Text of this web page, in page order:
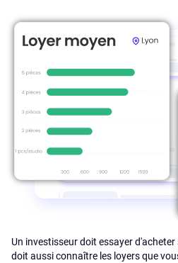
Un investisseur doit essayer
doit aussi connaître les loyers que